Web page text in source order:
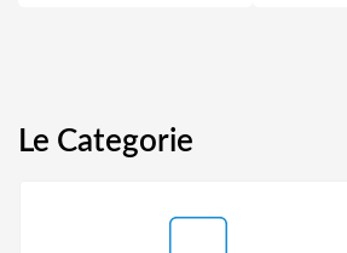
Le Categorie